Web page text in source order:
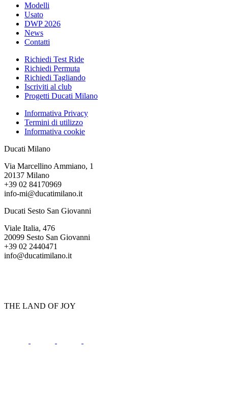
Modelli
Usato
DWP 2026
News
Contatti
Richiedi Test Ride
Richiedi Permuta
Richiedi Tagliando
Iscriviti al club
Progetti Ducati Milano
Informativa Privacy
Termini di utilizzo
Informativa cookie
Ducati Milano
Via Marcellino Ammiano, 1
20137 Milano
+39 02 84170969
info-mi@ducatimilano.it
Ducati Sesto San Giovanni
Viale Italia, 476
20099 Sesto San Giovanni
+39 02 2440471
info@ducatimilano.it
THE LAND OF JOY